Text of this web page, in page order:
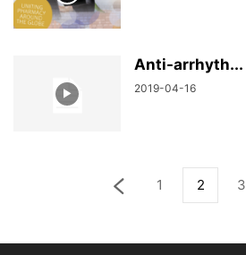
Anti-arrhyth...
2019-04-16
1 2 3